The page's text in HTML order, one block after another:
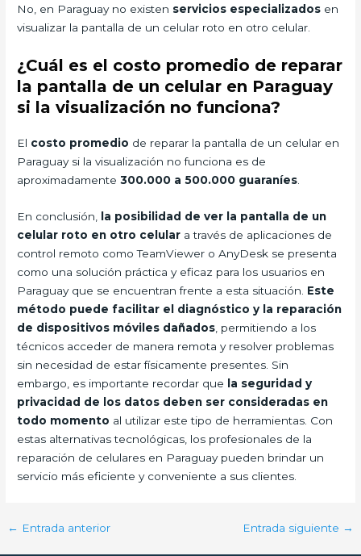
No, en Paraguay no existen servicios especializados en
visualizar la pantalla de un celular roto en otro celular.
¿Cuál es el costo promedio de reparar
la pantalla de un celular en Paraguay
si la visualización no funciona?
El costo promedio de reparar la pantalla de un celular en
Paraguay si la visualización no funciona es de
aproximadamente300.000 a 500.000 guaraníes.
En conclusión,
la posibilidad de ver la pantalla de un
celular roto en otro celular a través de aplicaciones de
control remoto como TeamViewer o AnyDesk se presenta
como una solución práctica y eficaz para los usuarios en
Paraguay que se encuentran frente a esta situación. Este
método puede facilitar el diagnóstico y la reparación
de dispositivos móviles dañados , permitiendo a los
técnicos acceder de manera remota y resolver problemas
sin necesidad de estar físicamente presentes. Sin
embargo, es importante recordar que
la seguridad y
privacidad de los datos deben ser consideradas en
todo momento al utilizar este tipo de herramientas. Con
estas alternativas tecnológicas, los profesionales de la
reparación de celulares en Paraguay pueden brindar un
servicio más eficiente y conveniente a sus clientes.
← Entrada anterior Entrada siguiente →